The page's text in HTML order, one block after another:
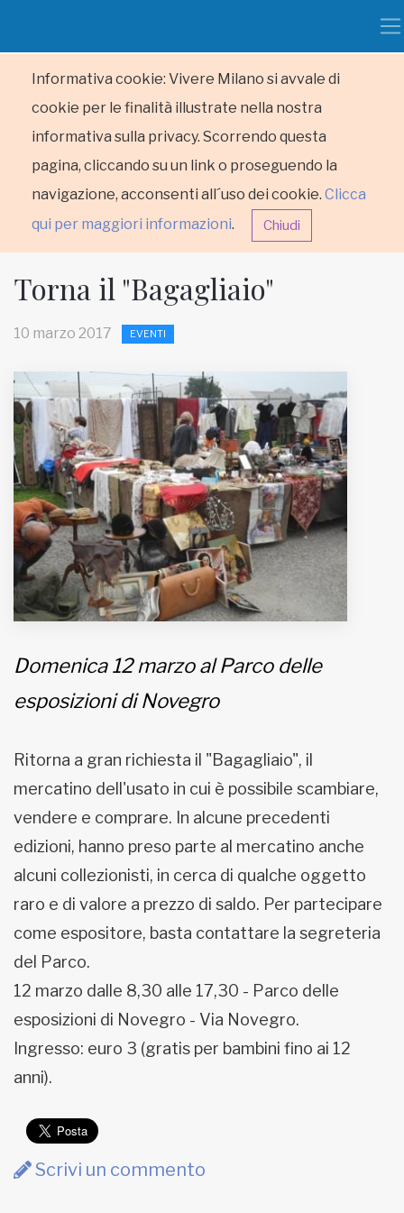
Informativa cookie: Vivere Milano si avvale di
cookie per le finalità illustrate nella nostra
informativa sulla privacy. Scorrendo questa
pagina, cliccando su un link o proseguendo la
navigazione, acconsenti all´uso dei cookie. Clicca
qui per maggiori informazioni. Chiudi
RUBRICHE
MUNICIPI
Inviateci le vostre segnalazioni
Iscriviti alla newsletter
www.viveremilano.info
Fondato e diretto da Enzo De
EDB edizioni - Via Brivio angolo C.
Informativa sulla privacy
Torna il "Bagagliaio"
10 marzo 2017 EVENTI
Domenica 12 marzo al Parco delle
esposizioni di Novegro
Ritorna a gran richiesta il "Bagagliaio", il
mercatino dell'usato in cui è possibile scambiare,
vendere e comprare. In alcune precedenti
edizioni, hanno preso parte al mercatino anche
alcuni collezionisti, in cerca di qualche oggetto
raro e di valore a prezzo di saldo. Per partecipare
come espositore, basta contattare la segreteria
del Parco.
12 marzo dalle 8,30 alle 17,30 - Parco delle
esposizioni di Novegro - Via Novegro.
Ingresso: euro 3 (gratis per bambini fino ai 12
anni).
Scrivi un commento